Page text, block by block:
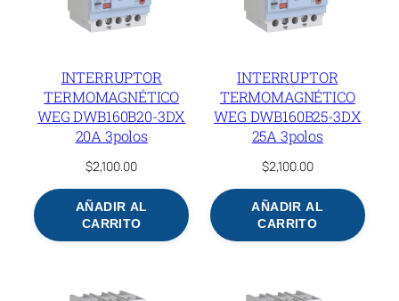
INTERRUPTOR
TERMOMAGNÉTICO
WEG DWB160B20-3DX
20A 3polos
$2,100.00
AÑADIR AL
CARRITO
INTERRUPTOR
TERMOMAGNÉTICO
WEG DWB160B25-3DX
25A 3polos
$2,100.00
AÑADIR AL
CARRITO